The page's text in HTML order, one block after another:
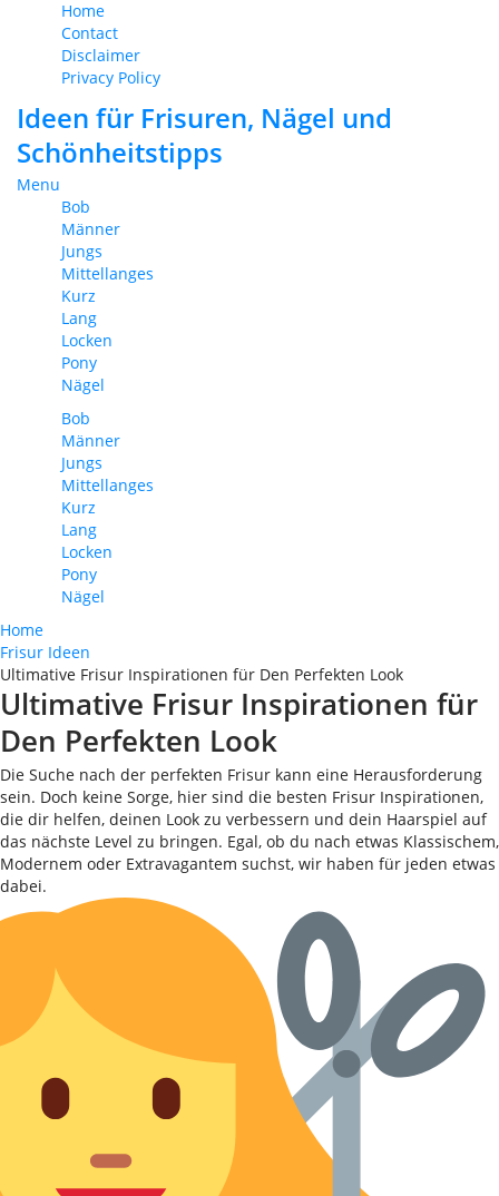
Home
Contact
Disclaimer
Privacy Policy
Ideen für Frisuren, Nägel und
Schönheitstipps
Menu
Bob
Männer
Jungs
Mittellanges
Kurz
Lang
Locken
Pony
Nägel
Bob
Männer
Jungs
Mittellanges
Kurz
Lang
Locken
Pony
Nägel
Home
Frisur Ideen
Ultimative Frisur Inspirationen für Den Perfekten Look
Ultimative Frisur Inspirationen für
Den Perfekten Look
Die Suche nach der perfekten Frisur kann eine Herausforderung
sein. Doch keine Sorge, hier sind die besten Frisur Inspirationen,
die dir helfen, deinen Look zu verbessern und dein Haarspiel auf
das nächste Level zu bringen. Egal, ob du nach etwas Klassischem,
Modernem oder Extravagantem suchst, wir haben für jeden etwas
dabei.